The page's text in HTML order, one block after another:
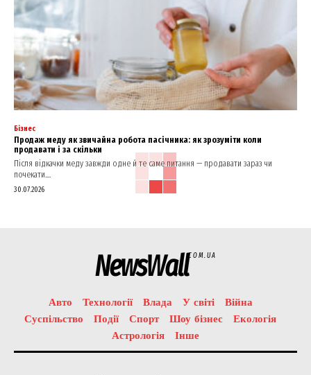
Бізнес
Продаж меду як звичайна робота пасічника: як зрозуміти коли
продавати і за скільки
Після відкачки меду завжди одне й те саме питання — продавати зараз чи
почекати....
30.07.2026
NewsWallCOM.UA
Авто Технології Влада У світі
Війна
Суспільство
Події Спорт Шоу бізнес
Екологія
Астрологія
Інше